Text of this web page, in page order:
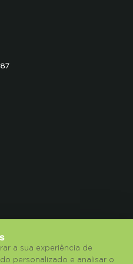
a sua experiência de
personalizado e analisar o